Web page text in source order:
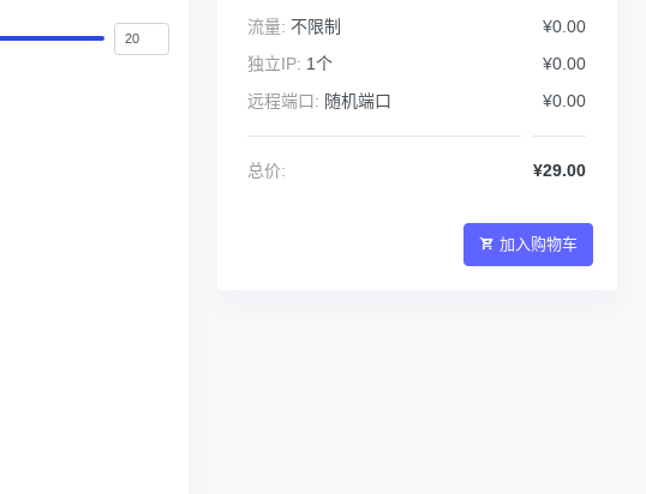
流量: 不限制
¥0.00
独立IP: 1个
¥0.00
远程端口: 随机端口 ¥0.00
总价: ¥29.00
加入购物车